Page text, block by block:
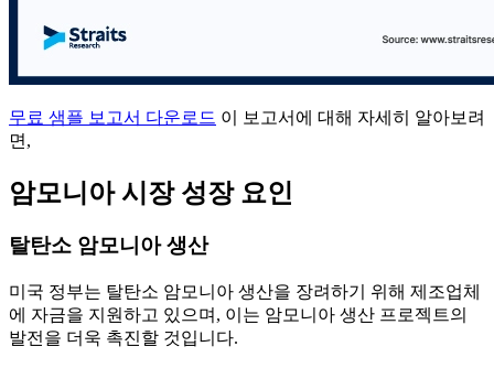
무료 샘플 보고서 다운로드 이 보고서에 대해 자세히 알아보려
면,
암모니아 시장 성장 요인
탈탄소 암모니아 생산
미국 정부는 탈탄소 암모니아 생산을 장려하기 위해 제조업체
에 자금을 지원하고 있으며, 이는 암모니아 생산 프로젝트의
발전을 더욱 촉진할 것입니다.